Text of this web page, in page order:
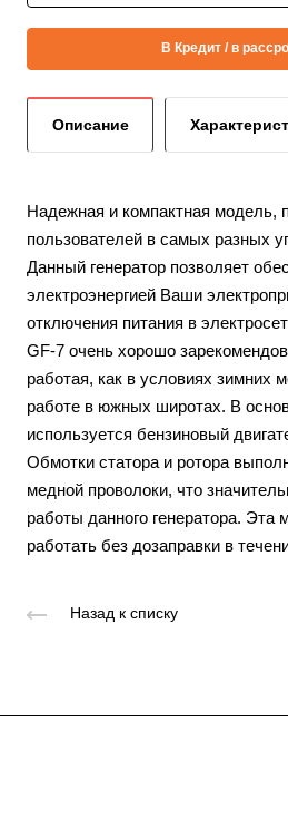
В Кредит / в
Описание
Надежная и компактная модель,
пользователей в самых разных
Данный генератор позволяет
электроэнергией Ваши
отключения питания в
GF-7 очень хорошо
работая, как в условиях зимних
работе в южных широтах. В
используется бензиновый
Обмотки статора и ротора
медной проволоки, что
работы данного генератора. Эта
работать без дозаправки в
Назад к списку